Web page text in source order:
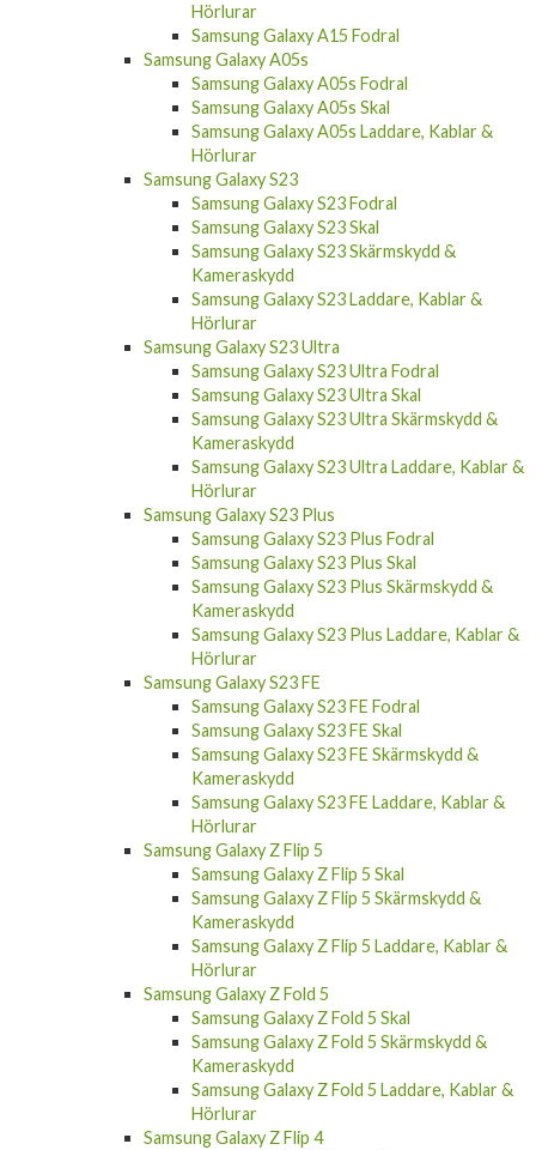
Hörlurar
Samsung Galaxy A15 Fodral
Samsung Galaxy A05s
Samsung Galaxy A05s Fodral
Samsung Galaxy A05s Skal
Samsung Galaxy A05s Laddare, Kablar &
Hörlurar
Samsung Galaxy S23
Samsung Galaxy S23 Fodral
Samsung Galaxy S23 Skal
Samsung Galaxy S23 Skärmskydd &
Kameraskydd
Samsung Galaxy S23 Laddare, Kablar &
Hörlurar
Samsung Galaxy S23 Ultra
Samsung Galaxy S23 Ultra Fodral
Samsung Galaxy S23 Ultra Skal
Samsung Galaxy S23 Ultra Skärmskydd &
Kameraskydd
Samsung Galaxy S23 Ultra Laddare, Kablar &
Hörlurar
Samsung Galaxy S23 Plus
Samsung Galaxy S23 Plus Fodral
Samsung Galaxy S23 Plus Skal
Samsung Galaxy S23 Plus Skärmskydd &
Kameraskydd
Samsung Galaxy S23 Plus Laddare, Kablar &
Hörlurar
Samsung Galaxy S23 FE
Samsung Galaxy S23 FE Fodral
Samsung Galaxy S23 FE Skal
Samsung Galaxy S23 FE Skärmskydd &
Kameraskydd
Samsung Galaxy S23 FE Laddare, Kablar &
Hörlurar
Samsung Galaxy Z Flip 5
Samsung Galaxy Z Flip 5 Skal
Samsung Galaxy Z Flip 5 Skärmskydd &
Kameraskydd
Samsung Galaxy Z Flip 5 Laddare, Kablar &
Hörlurar
Samsung Galaxy Z Fold 5
Samsung Galaxy Z Fold 5 Skal
Samsung Galaxy Z Fold 5 Skärmskydd &
Kameraskydd
Samsung Galaxy Z Fold 5 Laddare, Kablar &
Hörlurar
Samsung Galaxy Z Flip 4